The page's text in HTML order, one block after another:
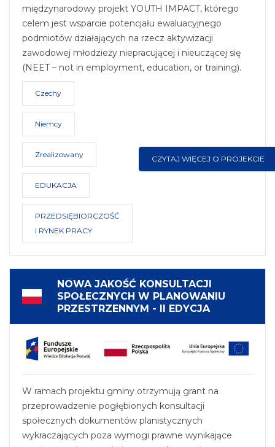
międzynarodowy projekt YOUTH IMPACT, którego
celem jest wsparcie potencjału ewaluacyjnego
podmiotów działających na rzecz aktywizacji
zawodowej młodzieży niepracującej i nieuczącej się
(NEET – not in employment, education, or training).
Czechy
Niemcy
Zrealizowany
EDUKACJA
PRZEDSIĘBIORCZOŚĆ
I RYNEK PRACY
CZYTAJ WIĘCEJ O PROJEKCIE
NOWA JAKOŚĆ KONSULTACJI
SPOŁECZNYCH W PLANOWANIU
PRZESTRZENNYM - II EDYCJA
W ramach projektu gminy otrzymują grant na
przeprowadzenie pogłębionych konsultacji
społecznych dokumentów planistycznych
wykraczających poza wymogi prawne wynikające